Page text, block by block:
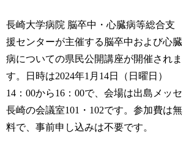
長崎大学病院 脳卒中・心臓病等総合支
援センターが主催する脳卒中および心臓
病についての県民公開講座が開催されま
す。日時は2024年1月14日（日曜日）
14：00から16：00で、会場は出島メッセ
長崎の会議室101・102です。参加費は無
料で、事前申し込みは不要です。